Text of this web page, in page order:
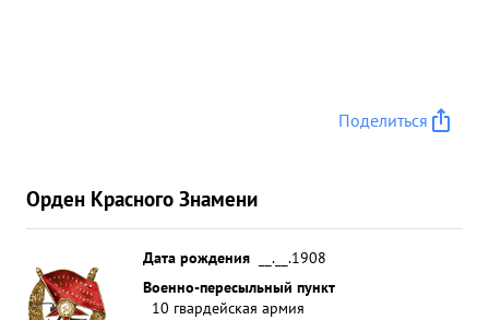
Поделиться
Орден Красного Знамени
Дата рождения
__.__.1908
Военно-пересыльный пункт
10 гвардейская армия